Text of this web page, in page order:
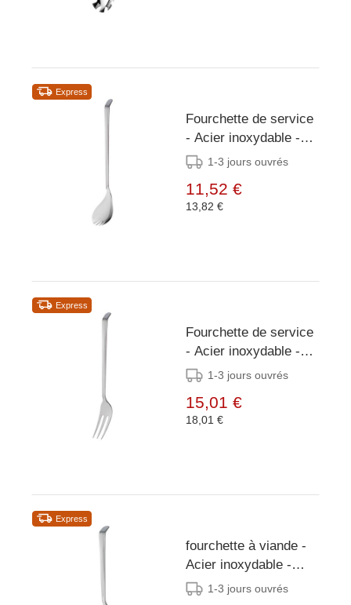
Express
Fourchette de service
- Acier inoxydable -
23,5 cm1-3 jours ouvrés
11,52 €
13,82 €
Express
Fourchette de service
- Acier inoxydable -
30,5 cm1-3 jours ouvrés
15,01 €
18,01 €
Express
fourchette à viande -
Acier inoxydable -
20,5 cm1-3 jours ouvrés